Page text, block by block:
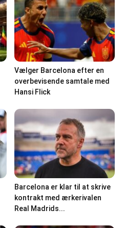
Vælger Barcelona efter en
overbevisende samtale med
Hansi Flick
Barcelona er klar til at skrive
kontrakt med ærkerivalen
Real Madrids...